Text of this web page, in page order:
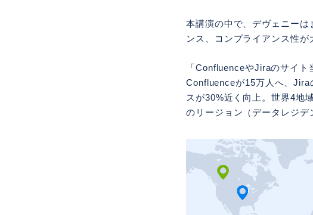
本講演の中で、デヴェニー
ンス、コンプライアンス性が
「ConfluenceやJiraのサイ
Confluenceが15万人へ、Jira
スが30%近く向上。世界4地
のリージョン（データレジデ